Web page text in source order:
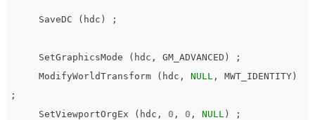
SaveDC ( hdc ) ;
SetGraphicsMode ( hdc , GM_ADVANCED )
;
ModifyWorldTransform
( hdc , NULL , MWT_IDENTITY )
;
SetViewportOrgEx
( hdc , 0 , 0 , NULL )
;